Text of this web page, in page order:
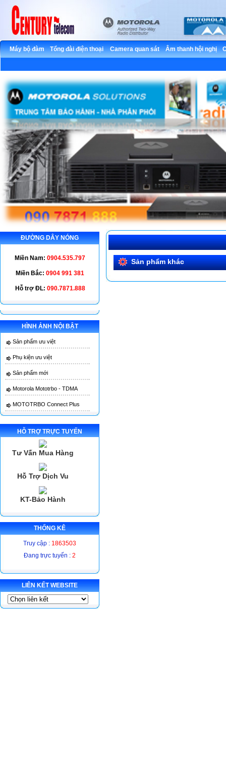
Máy bộ đàm Tổng đài điện thoại Camera quan sát Âm thanh hội nghị
ĐƯỜNG DÂY NÓNG
Miền Nam: 0904.535.797
Miền Bắc: 0904 991 381
Hỗ trợ ĐL: 090.7871.888
HÌNH ẢNH NỘI BẬT
Sản phẩm ưu việt
Phụ kiện ưu việt
Sản phẩm mới
Motorola Mototrbo - TDMA
MOTOTRBO Connect Plus
HỖ TRỢ TRỰC TUYẾN
Tư Vấn Mua Hàng
Hỗ Trợ Dịch Vu
KT-Bảo Hành
THỐNG KÊ
Truy cập : 1863503
Đang trực tuyến : 2
LIÊN KẾT WEBSITE
Sản phẩm khác